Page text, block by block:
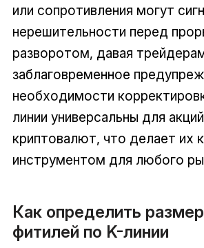
или сопротивления могут
нерешительности перед
разворотом, давая
заблаговременное
необходимости
линии универсальны для
криптовалют, что делает их
инструментом для любого
Как определить
фитилей по K-линии